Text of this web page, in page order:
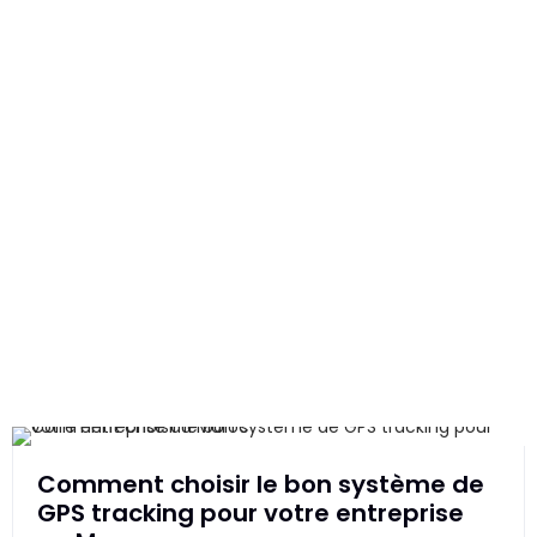
Comment choisir le bon système de
GPS tracking pour votre entreprise